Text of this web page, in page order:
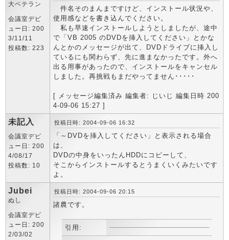
大ベテラン
会議室デビ
ュー日: 200
3/11/11
投稿数: 223
件名そのまんまですけど、インストール状況や、
使用感などを書き込んでください。
私も早速インストールしようとしましたが、途中
で「VB 2005 のDVDを挿入してください」とかな
んとかのメッセージが出て、DVDドライブに挿入し
ているにも関わらず、先に進まなかったです。外へ
出る用事があったので、インストールをキャンセル
しました。再挑戦もまだやってません･････
[ メッセージ編集済み 編集者: じいじ 編集日時 200
4-09-06 15:27 ]
未記入
会議室デビ
ュー日: 200
4/08/17
投稿数: 10
投稿日時: 2004-09-06 16:32
「～DVDを挿入してください」と表示される場合
は、
DVDの中身をいったんHDDにコピーして、
そこからインストールするとうまくいくみたいです
よ。
Jubei
ぬし
会議室デビ
ュー日: 200
2/03/02
投稿日時: 2004-09-06 20:15
諸農です。
引用: